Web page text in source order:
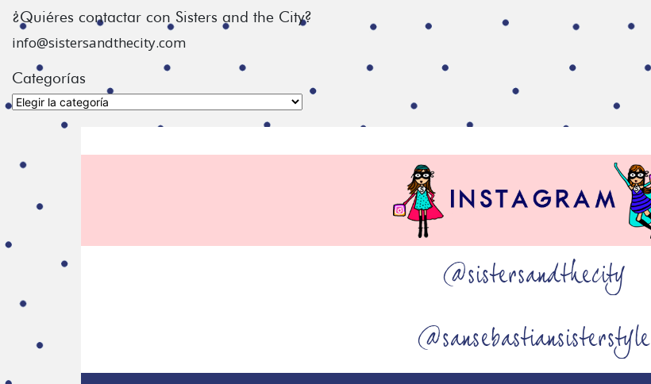
¿Quiéres contactar con Sisters and the City?
info@sistersandthecity.com
Categorías
Categorías
@sistersandthecity
@sansebastiansisterstyle